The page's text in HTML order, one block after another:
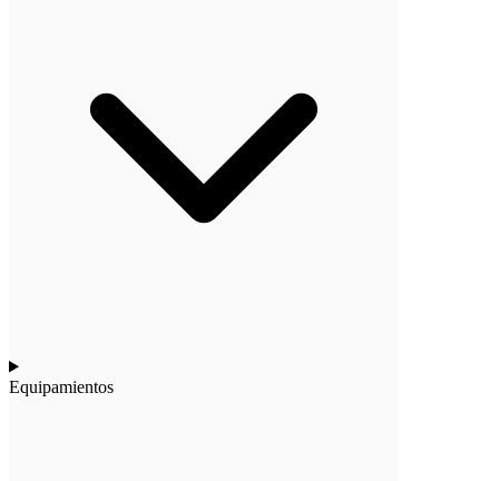
Equipamientos